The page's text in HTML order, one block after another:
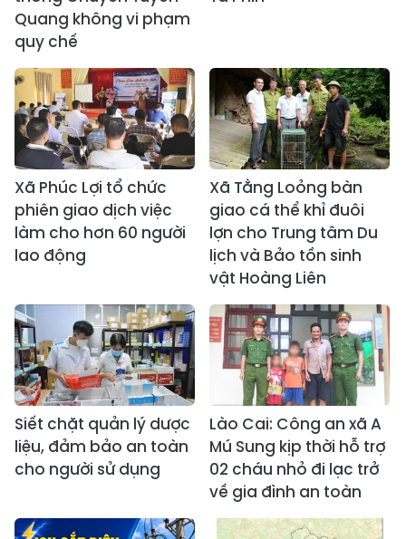
Quang không vi phạm
quy chế
Xã Phúc Lợi tổ chức
phiên giao dịch việc
làm cho hơn 60 người
lao động
Xã Tằng Loỏng bàn
giao cá thể khỉ đuôi
lợn cho Trung tâm Du
lịch và Bảo tồn sinh
vật Hoàng Liên
Siết chặt quản lý dược
liệu, đảm bảo an toàn
cho người sử dụng
Lào Cai: Công an xã A
Mú Sung kịp thời hỗ trợ
02 cháu nhỏ đi lạc trở
về gia đình an toàn